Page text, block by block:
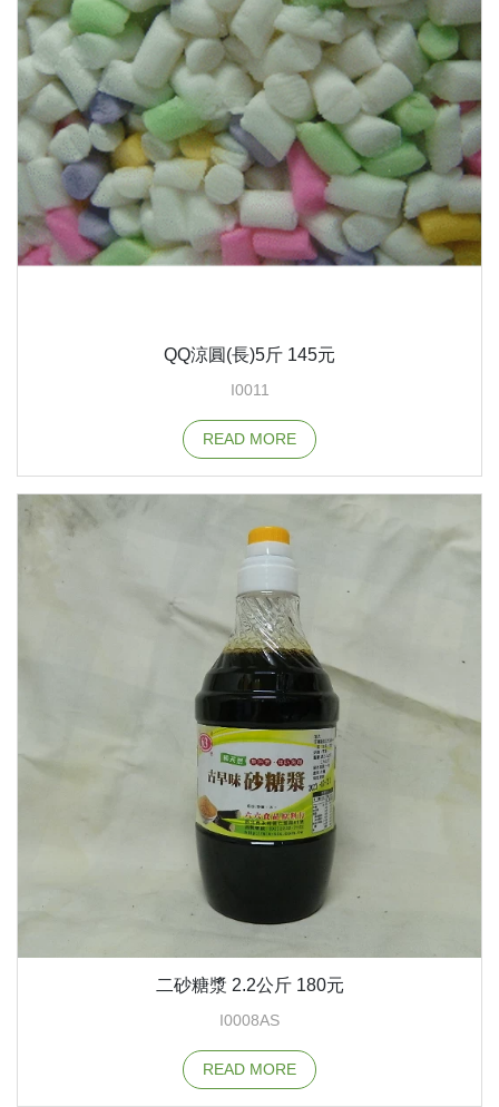
QQ涼圓(長)5斤 145元
I0011
READ MORE
二砂糖漿 2.2公斤 180元
I0008AS
READ MORE